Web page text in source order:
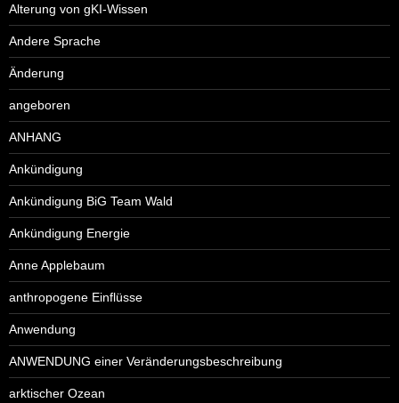
Alterung von gKI-Wissen
Andere Sprache
Änderung
angeboren
ANHANG
Ankündigung
Ankündigung BiG Team Wald
Ankündigung Energie
Anne Applebaum
anthropogene Einflüsse
Anwendung
ANWENDUNG einer Veränderungsbeschreibung
arktischer Ozean